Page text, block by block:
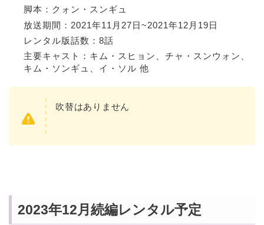
脚本：クォン・スンギュ
放送期間：2021年11月27日~2021年12月19日
レンタル版話数：8話
主要キャスト：キム・スヒョン、チャ・スンウォン、
キム・ソンギュ、イ・ソル 他
吹替はありません
2023年12月続編レンタル予定